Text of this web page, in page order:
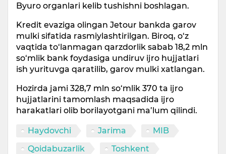
Byuro organlari kelib tushishni boshlagan.
Kredit evaziga olingan Jetour bankda garov
mulki sifatida rasmiylashtirilgan. Biroq, o‘z
vaqtida to‘lanmagan qarzdorlik sabab 18,2 mln
so‘mlik bank foydasiga undiruv ijro hujjatlari
ish yurituvga qaratilib, garov mulki xatlangan.
Hozirda jami 328,7 mln so‘mlik 370 ta ijro
hujjatlarini tamomlash maqsadida ijro
harakatlari olib borilayotgani ma’lum qilindi.
Haydovchi Jarima
MIB
Qoidabuzarlik
Toshkent